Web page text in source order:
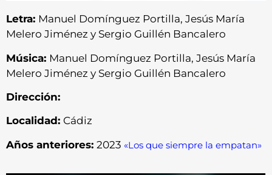
Letra: Manuel Domínguez Portilla, Jesús María
Melero Jiménez y Sergio Guillén Bancalero
Música: Manuel Domínguez Portilla, Jesús María
Melero Jiménez y Sergio Guillén Bancalero
Dirección:
Localidad: Cádiz
Años anteriores: 2023 «Los que siempre la empatan»